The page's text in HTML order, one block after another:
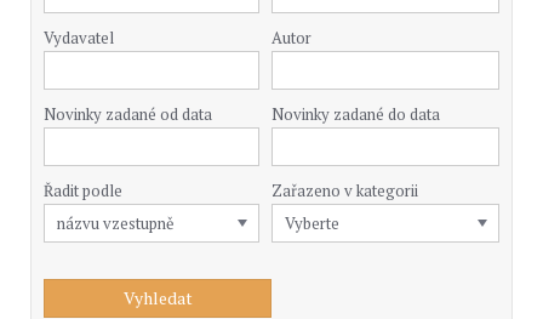
Vydavatel Autor
Novinky zadané od data Novinky zadané do data
Řadit podle Zařazeno v kategorii